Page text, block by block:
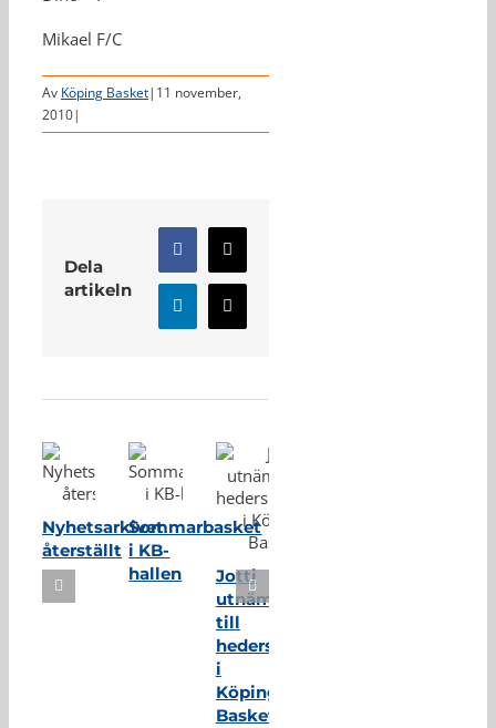
Mikael F/C
Av Köping Basket| 11 november,
2010|
Dela
artikeln
Facebook
X
LinkedInE-
post
Nyhetsarkivet
återställt
Sommarbasket
i KB-
hallen
Jotti
utnämnd
till
hedersmedlem
i
Köping
Basket